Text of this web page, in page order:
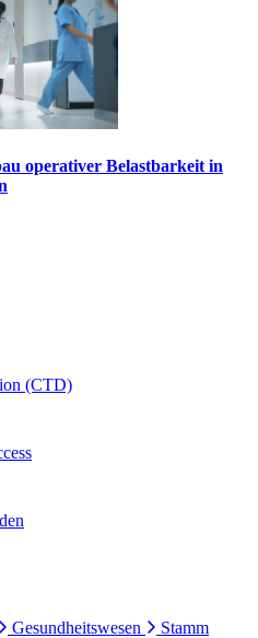
operativer Belastbarkeit in
(CTD)
Gesundheitswesen Stamm